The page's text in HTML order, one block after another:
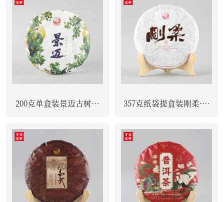
200克单盒装景迈古树饼
茶 普洱茶（生茶）2023
357克纸袋提盒装刚柔·饼
茶 普洱茶（生茶）2023